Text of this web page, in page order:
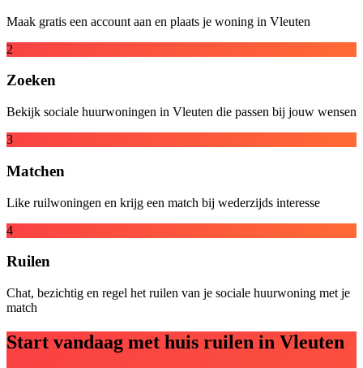
Maak gratis een account aan en plaats je woning in Vleuten
2
Zoeken
Bekijk sociale huurwoningen in Vleuten die passen bij jouw wensen
3
Matchen
Like ruilwoningen en krijg een match bij wederzijds interesse
4
Ruilen
Chat, bezichtig en regel het ruilen van je sociale huurwoning met je
match
Start vandaag met huis ruilen in Vleuten